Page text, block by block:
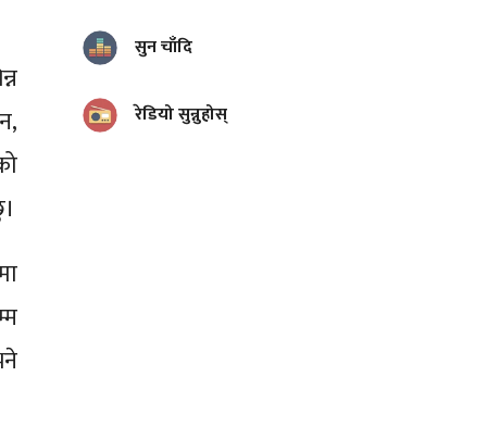
सुन चाँदि
रेडियो सुन्नुहोस्